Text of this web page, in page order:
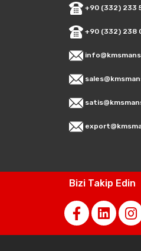
+90 (332) 233
+90 (332) 238
Bizi Takip Edin